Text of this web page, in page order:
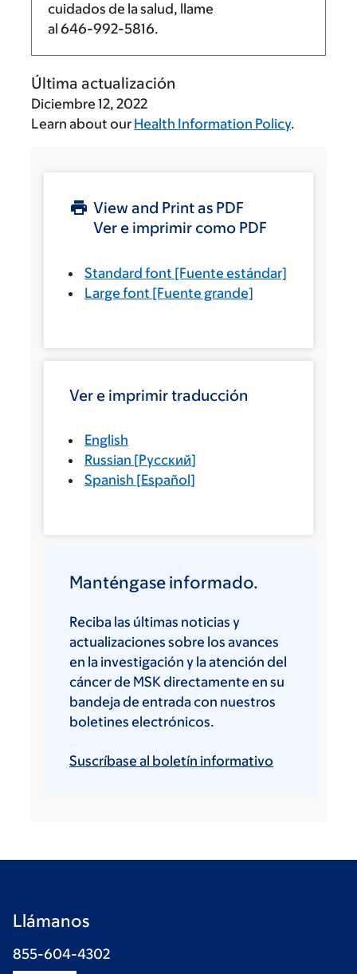
cuidados de la salud, llame
al 646-992-5816.
Última actualización
Diciembre 12, 2022
Learn about our Health Information Policy.
View and Print as PDF
Ver e imprimir como PDF
Standard font [Fuente estándar]
Large font [Fuente grande]
Ver e imprimir traducción
English
Russian [Русский]
Spanish [Español]
Manténgase informado.
Reciba las últimas noticias y
actualizaciones sobre los avances
en la investigación y la atención del
cáncer de MSK directamente en su
bandeja de entrada con nuestros
boletines electrónicos.
Suscríbase al boletín informativo
Llámanos
855-604-4302